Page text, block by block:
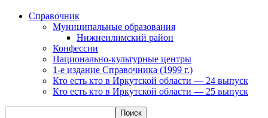
Справочник
Муниципальные образования
Нижнеилимский район
Конфессии
Национально-культурные центры
1-е издание Справочника (1999 г.)
Кто есть кто в Иркутской области — 24 выпуск
Кто есть кто в Иркутской области — 25 выпуск